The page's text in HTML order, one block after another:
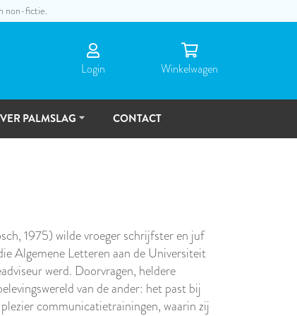
non-fictie.
Login Winkel­wagen
PALMSLAG CONTACT
1975) wilde vroeger schrijfster en juf
Algemene Letteren aan de Universiteit
werd. Doorvragen, heldere
van de ander: het past bij
communicatietrainingen, waarin zij